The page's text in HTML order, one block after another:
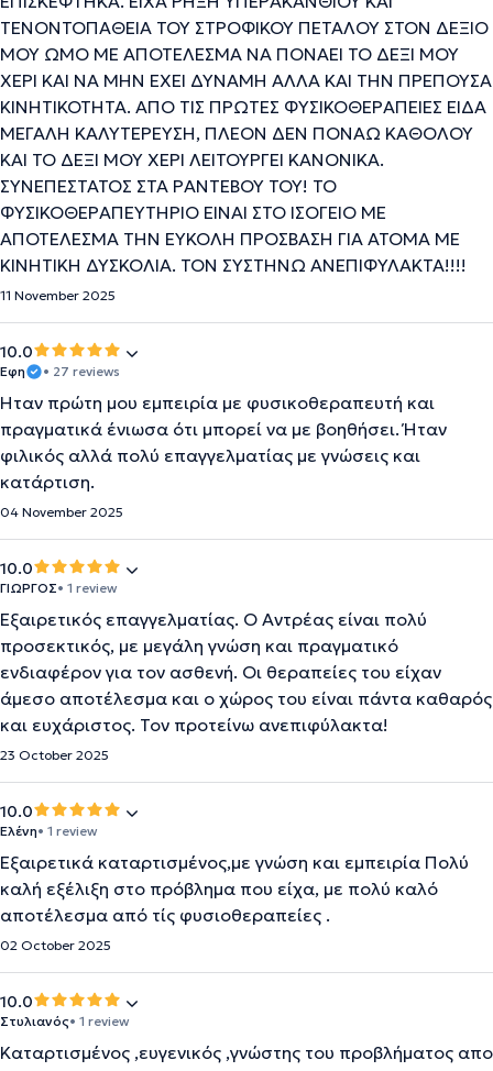
ΤΕΝΟΝΤΟΠΑΘΕΙΑ ΤΟΥ ΣΤΡΟΦΙΚΟΥ ΠΕΤΑΛΟΥ ΣΤΟΝ ΔΕΞΙΟ
ΜΟΥ ΩΜΟ ΜΕ ΑΠΟΤΕΛΕΣΜΑ ΝΑ ΠΟΝΑΕΙ ΤΟ ΔΕΞΙ ΜΟΥ
ΧΕΡΙ ΚΑΙ ΝΑ ΜΗΝ ΕΧΕΙ ΔΥΝΑΜΗ ΑΛΛΑ ΚΑΙ ΤΗΝ ΠΡΕΠΟΥΣΑ
ΚΙΝΗΤΙΚΟΤΗΤΑ. ΑΠΟ ΤΙΣ ΠΡΩΤΕΣ ΦΥΣΙΚΟΘΕΡΑΠΕΙΕΣ ΕΙΔΑ
ΜΕΓΑΛΗ ΚΑΛΥΤΕΡΕΥΣΗ, ΠΛΕΟΝ ΔΕΝ ΠΟΝΑΩ ΚΑΘΟΛΟΥ
ΚΑΙ ΤΟ ΔΕΞΙ ΜΟΥ ΧΕΡΙ ΛΕΙΤΟΥΡΓΕΙ ΚΑΝΟΝΙΚΑ.
ΣΥΝΕΠΕΣΤΑΤΟΣ ΣΤΑ ΡΑΝΤΕΒΟΥ ΤΟΥ! ΤΟ
ΦΥΣΙΚΟΘΕΡΑΠΕΥΤΗΡΙΟ ΕΙΝΑΙ ΣΤΟ ΙΣΟΓΕΙΟ ΜΕ
ΑΠΟΤΕΛΕΣΜΑ ΤΗΝ ΕΥΚΟΛΗ ΠΡΟΣΒΑΣΗ ΓΙΑ ΑΤΟΜΑ ΜΕ
ΚΙΝΗΤΙΚΗ ΔΥΣΚΟΛΙΑ. ΤΟΝ ΣΥΣΤΗΝΩ ΑΝΕΠΙΦΥΛΑΚΤΑ!!!!
11 November 2025
10.0
Έφη • 27 reviews
Ήταν πρώτη μου εμπειρία με φυσικοθεραπευτή και
πραγματικά ένιωσα ότι μπορεί να με βοηθήσει. Ήταν
φιλικός αλλά πολύ επαγγελματίας με γνώσεις και
κατάρτιση.
04 November 2025
10.0
ΓΙΩΡΓΟΣ• 1 review
Εξαιρετικός επαγγελματίας. Ο Αντρέας είναι πολύ
προσεκτικός, με μεγάλη γνώση και πραγματικό
ενδιαφέρον για τον ασθενή. Οι θεραπείες του είχαν
άμεσο αποτέλεσμα και ο χώρος του είναι πάντα καθαρός
και ευχάριστος. Τον προτείνω ανεπιφύλακτα!
23 October 2025
10.0
Ελένη• 1 review
Εξαιρετικά καταρτισμένος,με γνώση και εμπειρία Πολύ
καλή εξέλιξη στο πρόβλημα που είχα, με πολύ καλό
αποτέλεσμα από τίς φυσιοθεραπείες .
02 October 2025
10.0
Στυλιανός• 1 review
Καταρτισμένος ,ευγενικός ,γνώστης του προβλήματος απο